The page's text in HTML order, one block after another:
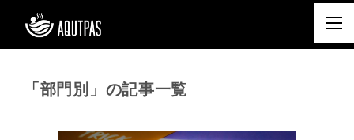
「部門別」の記事一覧